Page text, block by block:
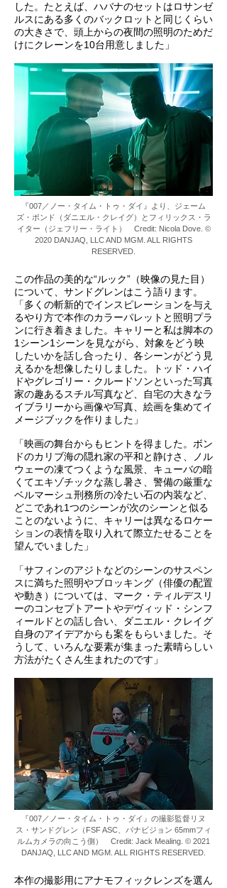
した。たとえば、ハバナのセットはロサンゼ
ルスにある多くのバックロットと同じくらい
の大きさで、頭上からの夜間の照明のためだ
けにクレーンを10台用意しました」
『007／ノー・タイム・トゥ・ダイ』より、ジェーム
ズ・ボンド（ダニエル・クレイグ）とフィリックス・ラ
イター（ジェフリー・ライト） Credit: Nicola Dove. ©
2020 DANJAQ, LLC AND MGM. ALL RIGHTS
RESERVED.
この作品の美的な“ルック”（映像の見た目）
について、サンドグレンはこう語ります。
「多くの斬新的でインスピレーションを与え
るやり方で本作のカラーパレットと照明プラ
ンに行き着きました。キャリーと私は脚本の
1シーン1シーンを見ながら、対象をどう映
したいかを話し合ったり、各シーンがどう見
えるかを想像したりしました。トッド・ハイ
ドやグレゴリー・クルードソンといった写真
家の趣あるスチル写真など、自宅の大きなラ
イブラリーから画像や写真、絵画を集めてイ
メージブックを作りました」
「映画の舞台からもヒントを得ました。ボン
ドのカリブ海の隠れ家の平和と静けさ、ノル
ウェーの凍てつくような風景、キューバの暗
くてエキゾチックな蒸し暑さ、警備の厳重な
ベルマーシュ刑務所の冷たい石の内装など、
どこであれ1つのシーンが次のシーンと似る
ことのないように、キャリーは異なるロケー
ションの表情を取り入れて際立たせることを
望んでいました」
「サフィンのアジトなどのシーンのサスペン
スに満ちた照明やブロッキング（俳優の配置
や動き）については、マーク・ティルデスリ
ーのコンセプトアートやデヴィッド・シンフ
ィールドとの話し合い、ダニエル・クレイグ
自身のアイデアからも案をもらいました。そ
うして、いろんな要素が集まった素晴らしい
方法がたくさん生まれたのです」
『007／ノー・タイム・トゥ・ダイ』の撮影監督リヌ
ス・サンドグレン（FSF ASC、パナビジョン 65mmフィ
ルムカメラの向こう側） Credit: Jack Mealing. © 2021
DANJAQ, LLC AND MGM. ALL RIGHTS RESERVED.
本作の撮影用にアナモフィックレンズを選ん